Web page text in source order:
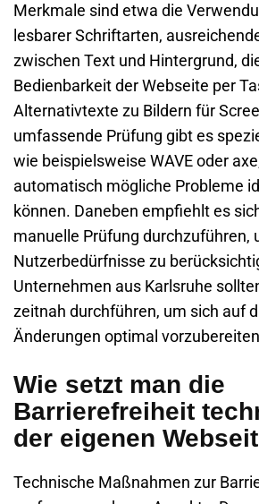
Merkmale sind etwa die
lesbarer Schriftarten,
zwischen Text und Hintergrund,
Bedienbarkeit der Webseite per
Alternativtexte zu Bildern für
umfassende Prüfung gibt es
wie beispielsweise WAVEoder axe
automatisch mögliche Probleme
können. Daneben empfiehlt es
manuelle Prüfung durchzuführen,
Nutzerbedürfnisse zu
Unternehmen aus Karlsruhe
zeitnah durchführen, um sich auf
Änderungen optimal
Wie setzt man die
Barrierefreiheit
der eigenen
Technische Maßnahmen zur